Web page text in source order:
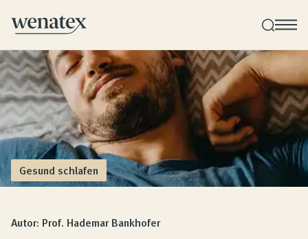
Wenatex Schlafberatung
Produktberatung zu Hause, im Store oder online!
Produkte
Qualität und Garantie
Gesund schlafen
Autor: Prof. Hademar Bankhofer